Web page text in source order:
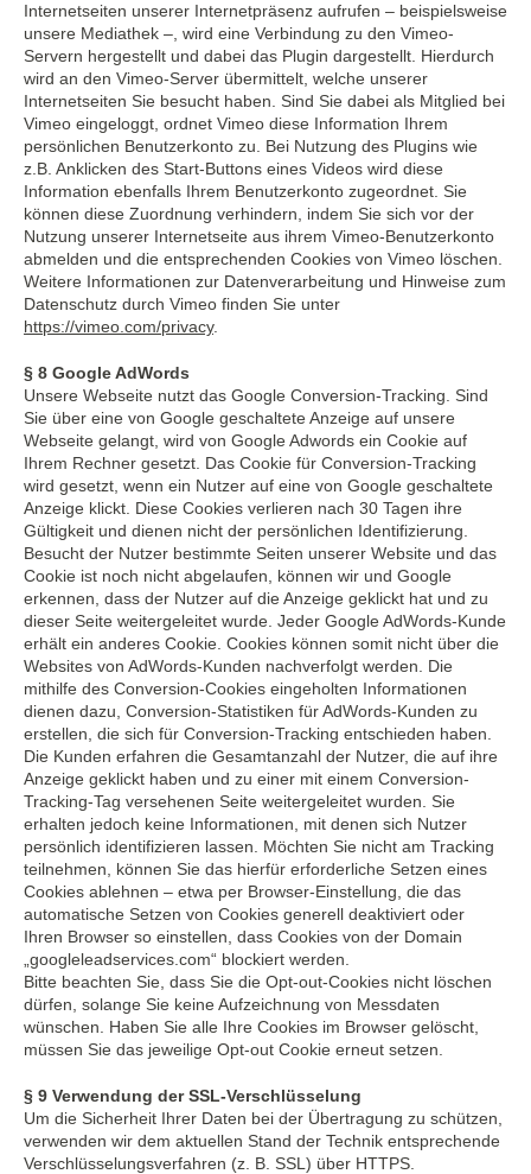
Internetseiten unserer Internetpräsenz aufrufen – beispielsweise
unsere Mediathek –, wird eine Verbindung zu den Vimeo-
Servern hergestellt und dabei das Plugin dargestellt. Hierdurch
wird an den Vimeo-Server übermittelt, welche unserer
Internetseiten Sie besucht haben. Sind Sie dabei als Mitglied bei
Vimeo eingeloggt, ordnet Vimeo diese Information Ihrem
persönlichen Benutzerkonto zu. Bei Nutzung des Plugins wie
z.B. Anklicken des Start-Buttons eines Videos wird diese
Information ebenfalls Ihrem Benutzerkonto zugeordnet. Sie
können diese Zuordnung verhindern, indem Sie sich vor der
Nutzung unserer Internetseite aus ihrem Vimeo-Benutzerkonto
abmelden und die entsprechenden Cookies von Vimeo löschen.
Weitere Informationen zur Datenverarbeitung und Hinweise zum
Datenschutz durch Vimeo finden Sie unter
https://vimeo.com/privacy.
§ 8 Google AdWords
Unsere Webseite nutzt das Google Conversion-Tracking. Sind
Sie über eine von Google geschaltete Anzeige auf unsere
Webseite gelangt, wird von Google Adwords ein Cookie auf
Ihrem Rechner gesetzt. Das Cookie für Conversion-Tracking
wird gesetzt, wenn ein Nutzer auf eine von Google geschaltete
Anzeige klickt. Diese Cookies verlieren nach 30 Tagen ihre
Gültigkeit und dienen nicht der persönlichen Identifizierung.
Besucht der Nutzer bestimmte Seiten unserer Website und das
Cookie ist noch nicht abgelaufen, können wir und Google
erkennen, dass der Nutzer auf die Anzeige geklickt hat und zu
dieser Seite weitergeleitet wurde. Jeder Google AdWords-Kunde
erhält ein anderes Cookie. Cookies können somit nicht über die
Websites von AdWords-Kunden nachverfolgt werden. Die
mithilfe des Conversion-Cookies eingeholten Informationen
dienen dazu, Conversion-Statistiken für AdWords-Kunden zu
erstellen, die sich für Conversion-Tracking entschieden haben.
Die Kunden erfahren die Gesamtanzahl der Nutzer, die auf ihre
Anzeige geklickt haben und zu einer mit einem Conversion-
Tracking-Tag versehenen Seite weitergeleitet wurden. Sie
erhalten jedoch keine Informationen, mit denen sich Nutzer
persönlich identifizieren lassen. Möchten Sie nicht am Tracking
teilnehmen, können Sie das hierfür erforderliche Setzen eines
Cookies ablehnen – etwa per Browser-Einstellung, die das
automatische Setzen von Cookies generell deaktiviert oder
Ihren Browser so einstellen, dass Cookies von der Domain
„googleleadservices.com“ blockiert werden.
Bitte beachten Sie, dass Sie die Opt-out-Cookies nicht löschen
dürfen, solange Sie keine Aufzeichnung von Messdaten
wünschen. Haben Sie alle Ihre Cookies im Browser gelöscht,
müssen Sie das jeweilige Opt-out Cookie erneut setzen.
§ 9 Verwendung der SSL-Verschlüsselung
Um die Sicherheit Ihrer Daten bei der Übertragung zu schützen,
verwenden wir dem aktuellen Stand der Technik entsprechende
Verschlüsselungsverfahren (z. B. SSL) über HTTPS.